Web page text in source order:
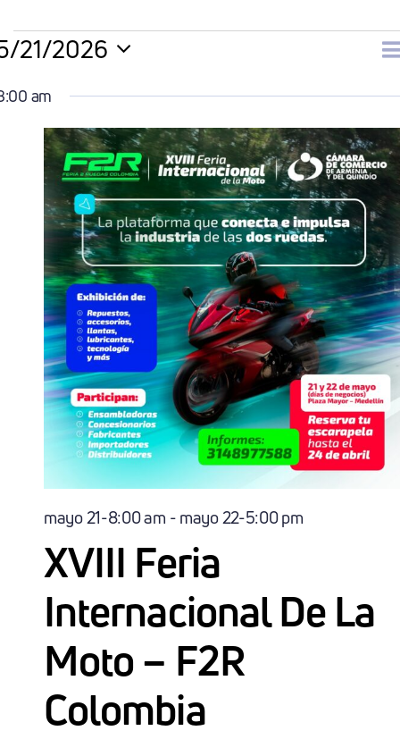
21/2026
am
XVIII Feria
Internacional De La
Moto – F2R
Colombia
mayo 21-8:00 am -mayo 22-5:00 pm